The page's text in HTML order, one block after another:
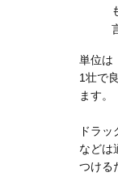
単位は
1壮で
ます。
ドラ
などは
つける